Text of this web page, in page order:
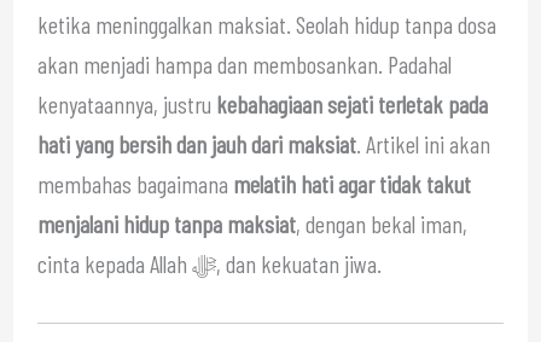
ketika meninggalkan maksiat. Seolah hidup tanpa dosa
akan menjadi hampa dan membosankan. Padahal
kenyataannya, justru kebahagiaan sejati terletak pada
hati yang bersih dan jauh dari maksiat. Artikel ini akan
membahas bagaimana melatih hati agar tidak takut
menjalani hidup tanpa maksiat, dengan bekal iman,
cinta kepada Allah ﷻ, dan kekuatan jiwa.